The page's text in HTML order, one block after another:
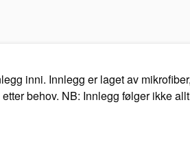
inni. Innlegg er laget av
behov. NB: Innlegg følger ikke